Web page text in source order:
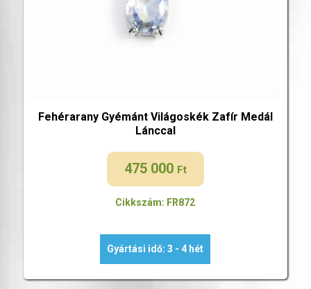
Fehérarany Gyémánt Világoskék Zafír Medál
Lánccal
475 000 Ft
Cikkszám: FR872
Gyártási idő: 3 - 4 hét